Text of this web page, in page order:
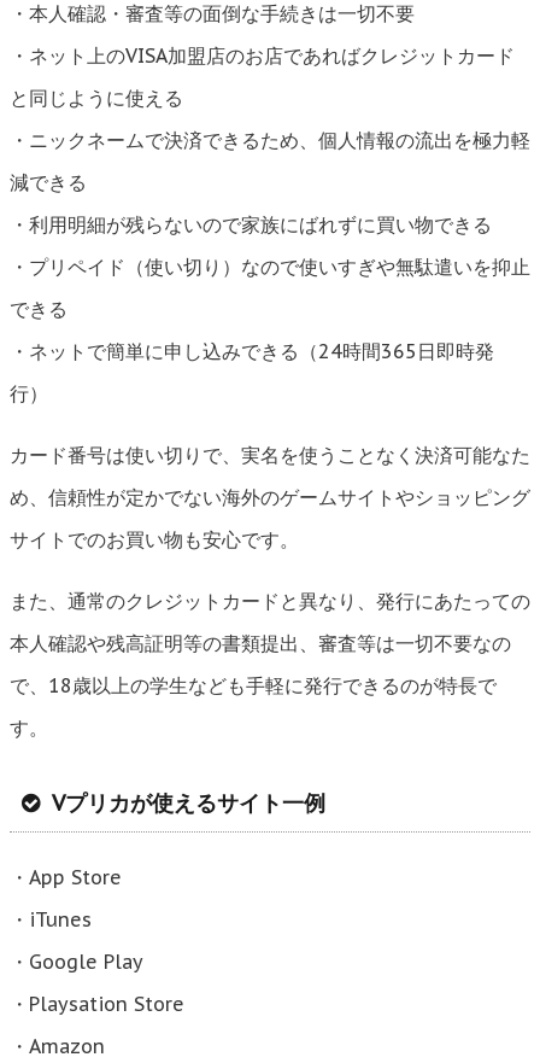
・本人確認・審査等の面倒な手続きは一切不要
・ネット上のVISA加盟店のお店であればクレジットカード
と同じように使える
・ニックネームで決済できるため、個人情報の流出を極力軽
減できる
・利用明細が残らないので家族にばれずに買い物できる
・プリペイド（使い切り）なので使いすぎや無駄遣いを抑止
できる
・ネットで簡単に申し込みできる（24時間365日即時発
行）
カード番号は使い切りで、実名を使うことなく決済可能なた
め、信頼性が定かでない海外のゲームサイトやショッピング
サイトでのお買い物も安心です。
また、通常のクレジットカードと異なり、発行にあたっての
本人確認や残高証明等の書類提出、審査等は一切不要なの
で、18歳以上の学生なども手軽に発行できるのが特長で
す。
Vプリカが使えるサイト一例
・App Store
・iTunes
・Google Play
・Playsation Store
・Amazon